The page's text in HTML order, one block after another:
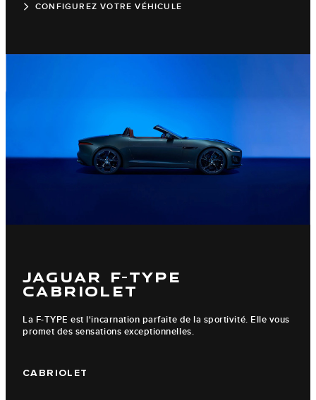
CONFIGUREZ VOTRE VÉHICULE
JAGUAR F-TYPE
CABRIOLET
La F-TYPE est l'incarnation parfaite de la sportivité. Elle vous
promet des sensations exceptionnelles.
CABRIOLET